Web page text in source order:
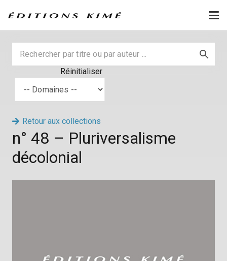
Réinitialiser
Retour aux collections
n° 48 – Pluriversalisme
décolonial